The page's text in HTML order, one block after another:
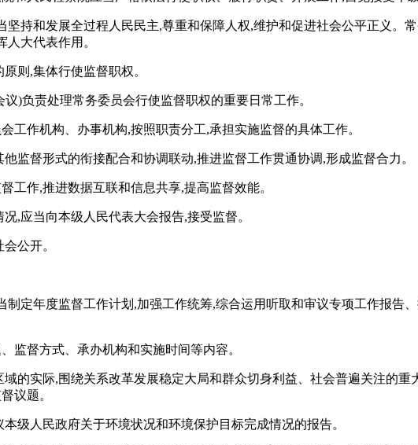
坚持和发展全过程人民民主,尊重和保障人权,维护和促进社会公平正义。
大代表作用。
则,集体行使监督职权。
)负责处理常务委员会行使监督职权的重要日常工作。
工作机构、办事机构,按照职责分工,承担实施监督的具体工作。
监督形式的衔接配合和协调联动,推进监督工作贯通协调,形成监督合力。
工作,推进数据互联和信息共享,提高监督效能。
,应当向本级人民代表大会报告,接受监督。
公开。
制定年度监督工作计划,加强工作统筹,综合运用听取和审议专项工作报告
监督方式、承办机构和实施时间等内容。
的实际,围绕关系改革发展稳定大局和群众切身利益、社会普遍关注的
议题。
级人民政府关于环境状况和环境保护目标完成情况的报告。